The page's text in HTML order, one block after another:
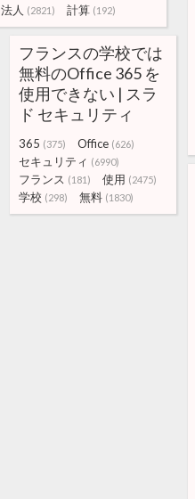
法人 (2821) 計算 (192)
フランスの学校では
無料のOffice 365 を
使用できない | スラ
ド セキュリティ
365 (375) Office (626)
セキュリティ (6990)
フランス (181) 使用 (2475)
学校 (298) 無料 (1830)